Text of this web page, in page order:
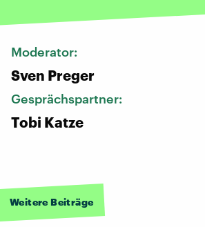
Moderator:
Sven Preger
Gesprächspartner:
Tobi Katze
Weitere Beiträge